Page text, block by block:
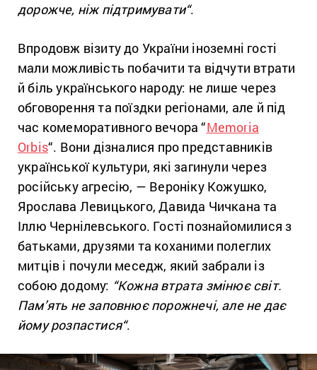
дорожче, ніж підтримувати“.
Впродовж візиту до України іноземні гості
мали можливість побачити та відчути втрати
й біль українського народу: не лише через
обговорення та поїздки регіонами, але й під
час комеморативного вечора “Memoria
Orbis“. Вони дізналися про представників
української культури, які загинули через
російську агресію, — Вероніку Кожушко,
Ярослава Левицького, Давида Чичкана та
Іллю Чернілевського. Гості познайомилися з
батьками, друзями та коханими полеглих
митців і почули меседж, який забрали із
собою додому: “Кожна втрата змінює світ.
Пам’ять не заповнює порожнечі, але не дає
йому розпастися“.